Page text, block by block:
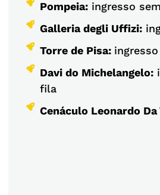
Pompeia:ingresso
Galleria degli Uffizi:
Torre de Pisa:
Davi do Michelangelo:
fila
Cenáculo Leonardo Da